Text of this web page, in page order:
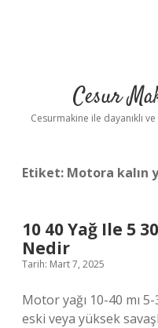
Cesur
Cesurmakine ile dayanıklı
Etiket: Motora kalın
10 40 Yağ Ile 5
Nedir
Tarih: Mart 7, 2025
Motor yağı 10-40 mı
eski veya yüksek